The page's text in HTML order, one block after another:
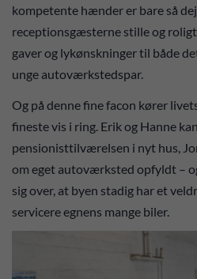
kompetente hænder er bare så
receptionsgæsterne stille og
gaver og lykønskninger til både
unge autoværkstedspar.
Og på denne fine facon kører
fineste vis i ring. Erik og Hanne
pensionisttilværelsen i nyt hus,
om eget autoværksted opfyldt –
sig over, at byen stadig har et
servicere egnens mange biler.